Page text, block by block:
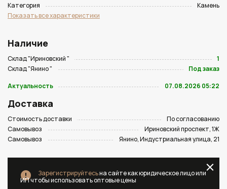
Категория
Камень
Показать все характеристики
Наличие
Склад "Ириновский "
1
Склад "Янино "
Под заказ
Актуальность
07.08.2026 05:22
Доставка
Стоимость доставки
По согласованию
Самовывоз
Ириновский проспект, 1Ж
Самовывоз
Янино, Индустриальная улица, 21
Зарегистрируйтесьна сайте как юридическое лицо или
ИП чтобы использовать оптовые цены